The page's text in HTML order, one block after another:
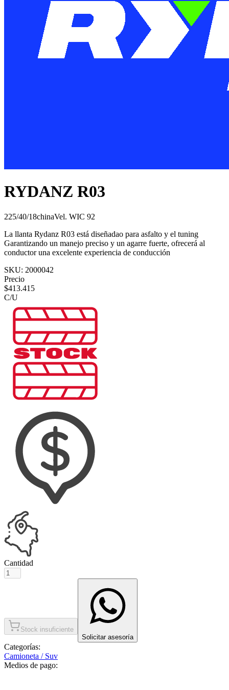
RYDANZ R03
225/40/18chinaVel. WIC 92
La llanta Rydanz R03 está diseñadao para asfalto y el tuning
Garantizando un manejo preciso y un agarre fuerte, ofrecerá al
conductor una excelente experiencia de conducción
SKU: 2000042
Precio
$413.415
C/U
Cantidad
Stock insuficiente
Solicitar asesoría
Categorías:
Camioneta / Suv
Medios de pago: